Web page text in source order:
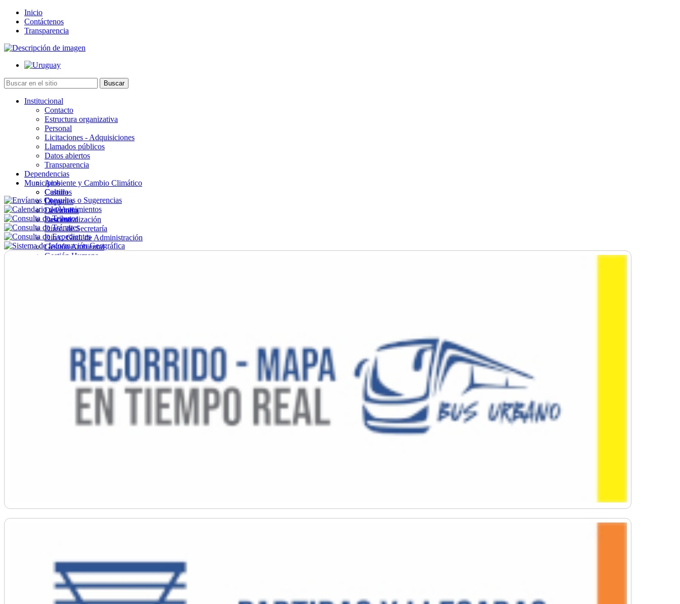
Inicio
Contáctenos
Transparencia
Institucional
Contacto
Estructura organizativa
Personal
Licitaciones - Adquisiciones
Llamados públicos
Datos abiertos
Transparencia
Dependencias
Ambiente y Cambio Climático
Cultura
Deportes
Desarrollo
Descentralización
Direc. de Secretaría
Direc. Gral. de Administración
Gestión Ambiental
Gestión Humana
Municipios
Castillos
Chuy
La Paloma
Lascano